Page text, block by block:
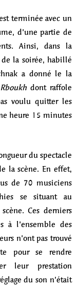
terminée avec un
d’une partie de
Ainsi, dans la
la soirée, habillé
a donné le la
Rboukh dont raffole
voulu quitter les
heure 15 minutes
du spectacle
la scène. En effet,
de 70 musiciens
se situant au
Ces derniers
à l’ensemble des
n’ont pas trouvé
pour se rendre
leur prestation
du son n’était